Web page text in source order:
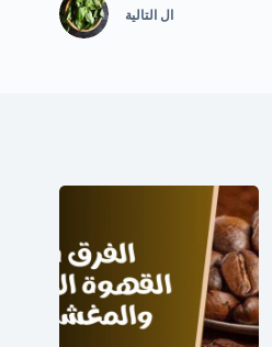
ال التالية